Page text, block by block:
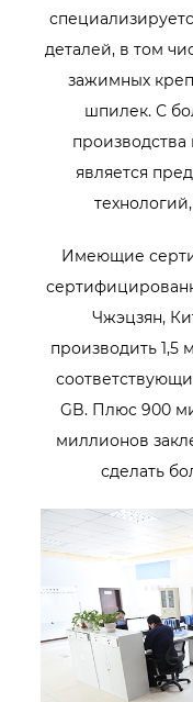
деталей, в том
зажимных
шпилек. С
является
Имеющие
Чжэцзян,
производить 1,5
GB. Плюс 900
миллионов
сделать